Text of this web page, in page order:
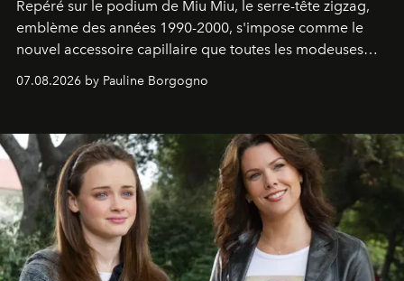
Repéré sur le podium de Miu Miu, le serre-tête zigzag,
emblème des années 1990-2000, s'impose comme le
nouvel accessoire capillaire que toutes les modeuses
07.08.2026 by Pauline Borgogno